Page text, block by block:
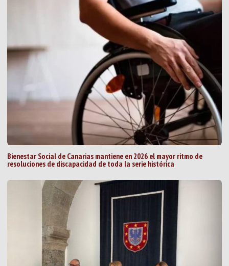
Bienestar Social de Canarias mantiene en 2026 el mayor ritmo de
resoluciones de discapacidad de toda la serie histórica